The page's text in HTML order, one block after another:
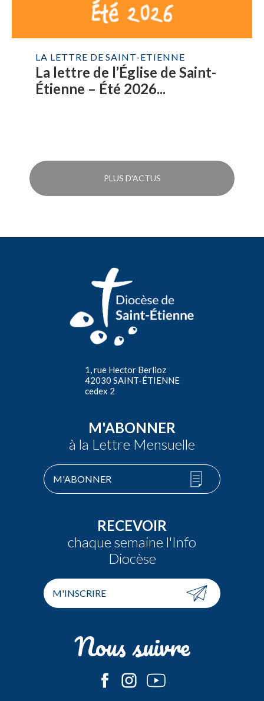
LA LETTRE DE SAINT-ETIENNE
La lettre de l’Église de Saint-
Étienne – Été 2026...
PLUS D'ACTUS
1, rue Hector Berlioz
42030 SAINT-ÉTIENNE
cedex 2
M'ABONNER
à la Lettre Mensuelle
M'ABONNER
RECEVOIR
chaque semaine l'Info
Diocèse
M'INSCRIRE
Nous suivre